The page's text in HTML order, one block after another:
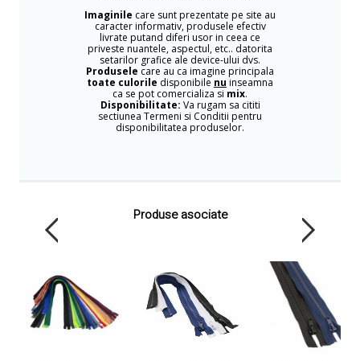
Imaginile care sunt prezentate pe site au
caracter informativ, produsele efectiv
livrate putand diferi usor in ceea ce
priveste nuantele, aspectul, etc.. datorita
setarilor grafice ale device-ului dvs.
Produsele care au ca imagine principala
toate culorile disponibile nu inseamna
ca se pot comercializa si mix.
Disponibilitate: Va rugam sa cititi
sectiunea Termeni si Conditii pentru
disponibilitatea produselor.
Produse asociate